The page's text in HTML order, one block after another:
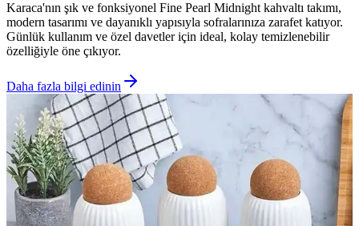
Karaca'nın şık ve fonksiyonel Fine Pearl Midnight kahvaltı takımı,
modern tasarımı ve dayanıklı yapısıyla sofralarınıza zarafet katıyor.
Günlük kullanım ve özel davetler için ideal, kolay temizlenebilir
özelliğiyle öne çıkıyor.
Daha fazla bilgi edinin